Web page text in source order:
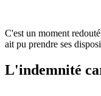
C'est un moment
ait pu prendre ses
L'indemnité